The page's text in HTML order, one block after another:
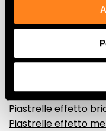
Gres porcellanato
Gres porcellanato
Gres porcellanato
Gres porcellanato
Piastrelle decorative
Piastrelle effetto
Piastrelle effetto